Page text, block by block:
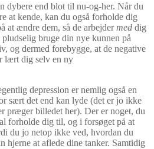
dybere end blot til nu-og-her. Når du
at kende, kan du også forholde dig
at ændre dem, så de arbejdermed dig
bruge din nye kunnen på
og dermed forebygge, at de negative
lært dig selv en ny
depression er nemlig også en
sært det end kan lyde (det er jo ikke
præger billedet her). Der er noget, du
forholde dig til, og i forsøget på at
du jo netop ikke ved, hvordan du
at aflede dine tanker. Samtidig